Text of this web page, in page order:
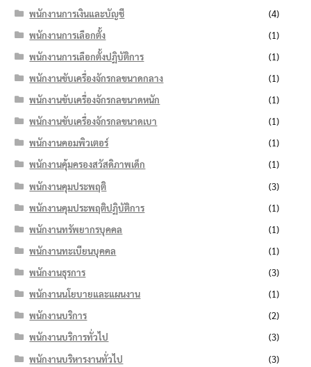
พนักงานการเงินและบัญชี
(4)
พนักงานการเลือกตั้ง
(1)
พนักงานการเลือกตั้งปฏิบัติการ
(1)
พนักงานขับเครื่องจักรกลขนาดกลาง
(1)
พนักงานขับเครื่องจักรกลขนาดหนัก
(1)
พนักงานขับเครื่องจักรกลขนาดเบา
(1)
พนักงานคอมพิวเตอร์
(1)
พนักงานคุ้มครองสวัสดิภาพเด็ก
(1)
พนักงานคุมประพฤติ
(3)
พนักงานคุมประพฤติปฏิบัติการ
(1)
พนักงานทรัพยากรบุคคล
(1)
พนักงานทะเบียนบุคคล
(1)
พนักงานธุรการ
(3)
พนักงานนโยบายและแผนงาน
(1)
พนักงานบริการ
(2)
พนักงานบริการทั่วไป
(3)
พนักงานบริหารงานทั่วไป
(3)